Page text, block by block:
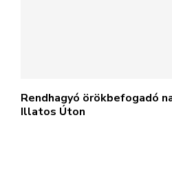
Rendhagyó örökbefogadó
Illatos Úton